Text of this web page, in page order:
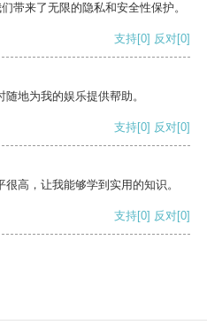
带来了无限的隐私和安全性保护。
支持[0] 反对[0]
地为我的娱乐提供帮助。
支持[0] 反对[0]
高，让我能够学到实用的知识。
支持[0] 反对[0]